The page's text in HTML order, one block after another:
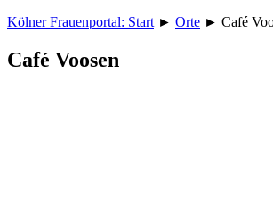
Kölner Frauenportal: Start ► Orte ► Café
Café Voosen